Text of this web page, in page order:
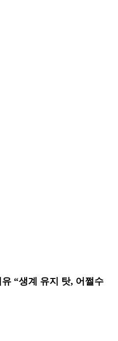
“생계 유지 탓, 어쩔수